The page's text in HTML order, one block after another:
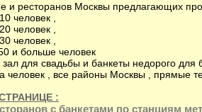
и ресторанов Москвы предлагающих
человек ,
человек ,
человек ,
и больше человек
для свадьбы и банкеты недорого для
человек , все районы Москвы , прямые
:
с банкетами по станциям